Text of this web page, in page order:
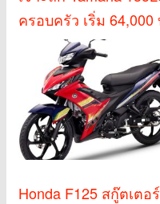
ครอบครัว เริ่ม 64,000
Honda F125 สกู๊ตเต